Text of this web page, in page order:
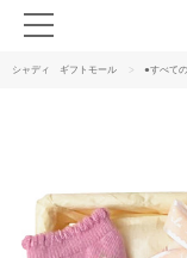
シャディ ギフトモール ●すべて